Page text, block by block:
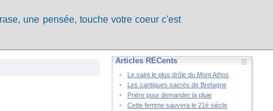
une pensée, touche votre coeur c'est
Articles RÉCents
Le saint le plus drôle du Mont Athos
Les cantiques sacrés de Bretagne
Prière pour demander la pluie
Cette femme sauvera le 21è siècle